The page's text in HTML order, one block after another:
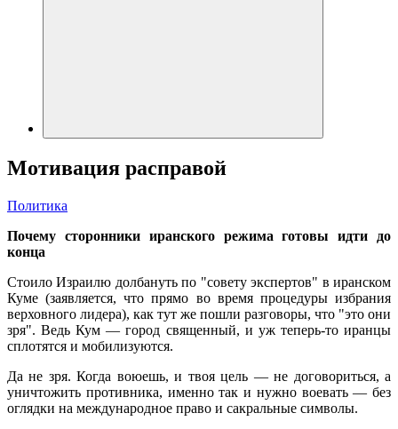
Мотивация расправой
Политика
Почему сторонники иранского режима готовы идти до
конца
Стоило Израилю долбануть по "совету экспертов" в иранском
Куме (заявляется, что прямо во время процедуры избрания
верховного лидера), как тут же пошли разговоры, что "это они
зря". Ведь Кум — город священный, и уж теперь-то иранцы
сплотятся и мобилизуются.
Да не зря. Когда воюешь, и твоя цель — не договориться, а
уничтожить противника, именно так и нужно воевать — без
оглядки на международное право и сакральные символы.